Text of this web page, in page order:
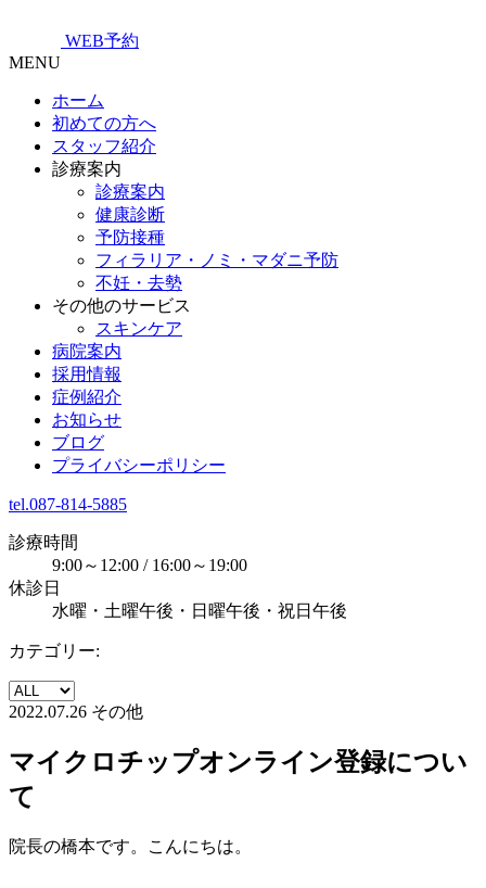
WEB予約
MENU
ホーム
初めての方へ
スタッフ紹介
診療案内
診療案内
健康診断
予防接種
フィラリア・ノミ・マダニ予防
不妊・去勢
その他のサービス
スキンケア
病院案内
採用情報
症例紹介
お知らせ
ブログ
プライバシーポリシー
tel.087-814-5885
診療時間
9:00～12:00 / 16:00～19:00
休診日
水曜・土曜午後・日曜午後・祝日午後
カテゴリー:
2022.07.26 その他
マイクロチップオンライン登録につい
て
院長の橋本です。こんにちは。